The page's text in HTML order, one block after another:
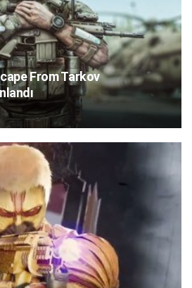
From Tarkov